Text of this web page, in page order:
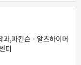
과,파킨슨ㆍ알츠하이머
터